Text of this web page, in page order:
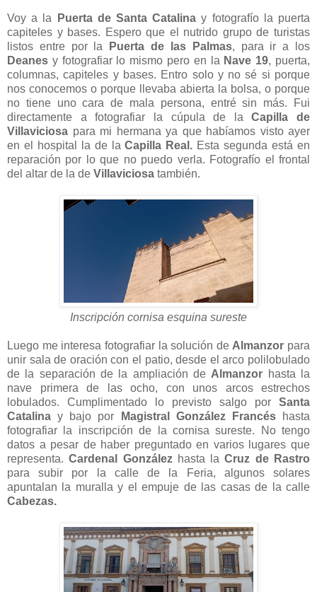
Voy a la Puerta de Santa Catalina y fotografío la puerta
capiteles y bases. Espero que el nutrido grupo de turistas
listos entre por la
Puerta de las Palmas, para ir a los
Deanes y fotografiar lo mismo pero en la Nave 19, puerta,
columnas, capiteles y bases. Entro solo y no sé si porque
nos conocemos o porque llevaba abierta la bolsa, o porque
no tiene uno cara de mala persona, entré sin más. Fui
directamente a fotografiar la cúpula de laCapilla de
Villaviciosa para mi hermana ya que habíamos visto ayer
en el hospital la de laCapilla Real. Esta segunda está en
reparación por lo que no puedo verla. Fotografío el frontal
del altar de la de Villaviciosa también.
Inscripción cornisa esquina sureste
Luego me interesa fotografiar la solución de Almanzor para
unir sala de oración con el patio, desde el arco polilobulado
de la separación de la ampliación de Almanzor hasta la
nave primera de las ocho, con unos arcos estrechos
lobulados. Cumplimentado lo previsto salgo por Santa
Catalina y bajo por Magistral González Francéshasta
fotografiar la inscripción de la cornisa sureste. No tengo
datos a pesar de haber preguntado en varios lugares que
representa.Cardenal Gonzálezhasta laCruz de Rastro
para subir por la calle de la Feria, algunos solares
apuntalan la muralla y el empuje de las casas de la calle
Cabezas.